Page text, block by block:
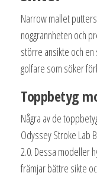
Narrow mallet
noggrannheten och
större ansikte och
golfare som söker
Toppbetyg
Några av de
Odyssey Stroke Lab
2.0. Dessa modeller
främjar bättre sikte